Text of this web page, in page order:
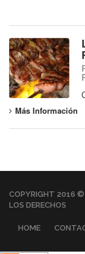
Más Información
COPYRIGHT 2016 ©
LOS DERECHOS
HOME